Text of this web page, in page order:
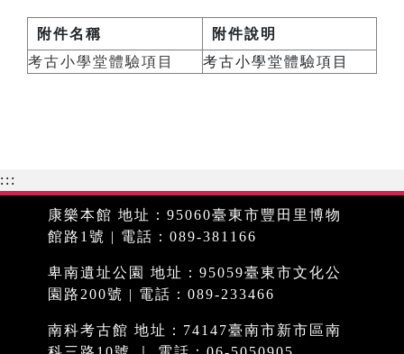
附件名稱
附件說明
考古小學堂體驗項目
考古小學堂體驗項目
:::
康樂本館 地址：95060臺東市豐田里博物
館路1號 | 電話：089-381166
卑南遺址公園 地址：95059臺東市文化公
園路200號 | 電話：089-233466
南科考古館 地址：74147臺南市新市區南